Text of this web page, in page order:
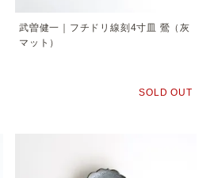
武曽健一｜フチドリ線刻4寸皿 鶯（灰
マット）
SOLD OUT